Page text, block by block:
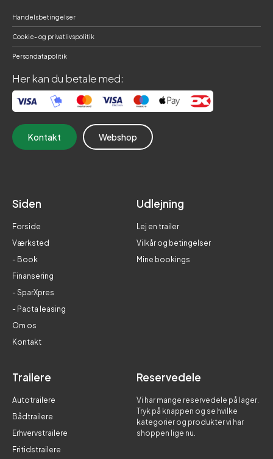
Handelsbetingelser
Cookie- og privatlivspolitik
Persondatapolitik
Her kan du betale med:
Kontakt Webshop
Siden
Forside
Værksted
- Book
Finansering
- SparXpres
- Pacta leasing
Om os
Kontakt
Udlejning
Lej en trailer
Vilkår og betingelser
Mine bookings
Trailere
Autotrailere
Bådtrailere
Erhvervstrailere
Fritidstrailere
Reservedele
Vi har mange reservedele på lager.
Tryk på knappen og se hvilke
kategorier og produkter vi har
shoppen lige nu.